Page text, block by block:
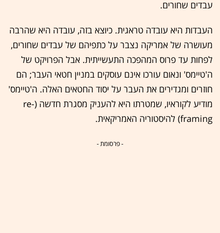
עבדים שחורים.
העבדות היא עובדה טראגית. כיוצא בזה, עובדה היא שהרבה
מעושרה של אמריקה נצבר על כתפיהם של עבדים שחורים,
לפחות עד פרוס המהפכה התעשייתית. אבל הפרויקט של
ה'טיימס' ונאום עורכו אינם עוסקים במניין חטאי העבר; הם
חוזרים ומגדירים את העבר על יסוד החטאים האלה. ה'טיימס'
מודיע לקוראיו, שמטרתו היא להעניק מסגרת חדשה (re-
framing) להיסטוריה האמריקאית.
- פרסומת -